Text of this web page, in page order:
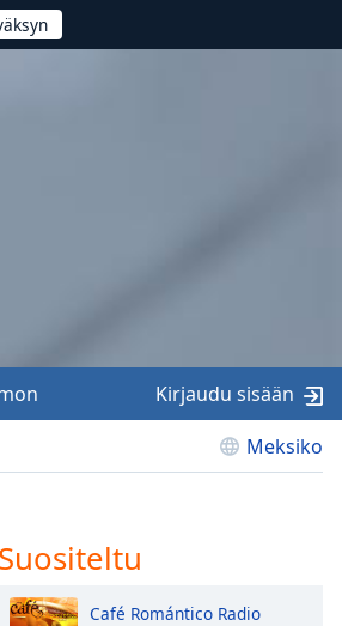
Meksiko
Kirjaudu sisään
Suositeltu
Café Romántico Radio